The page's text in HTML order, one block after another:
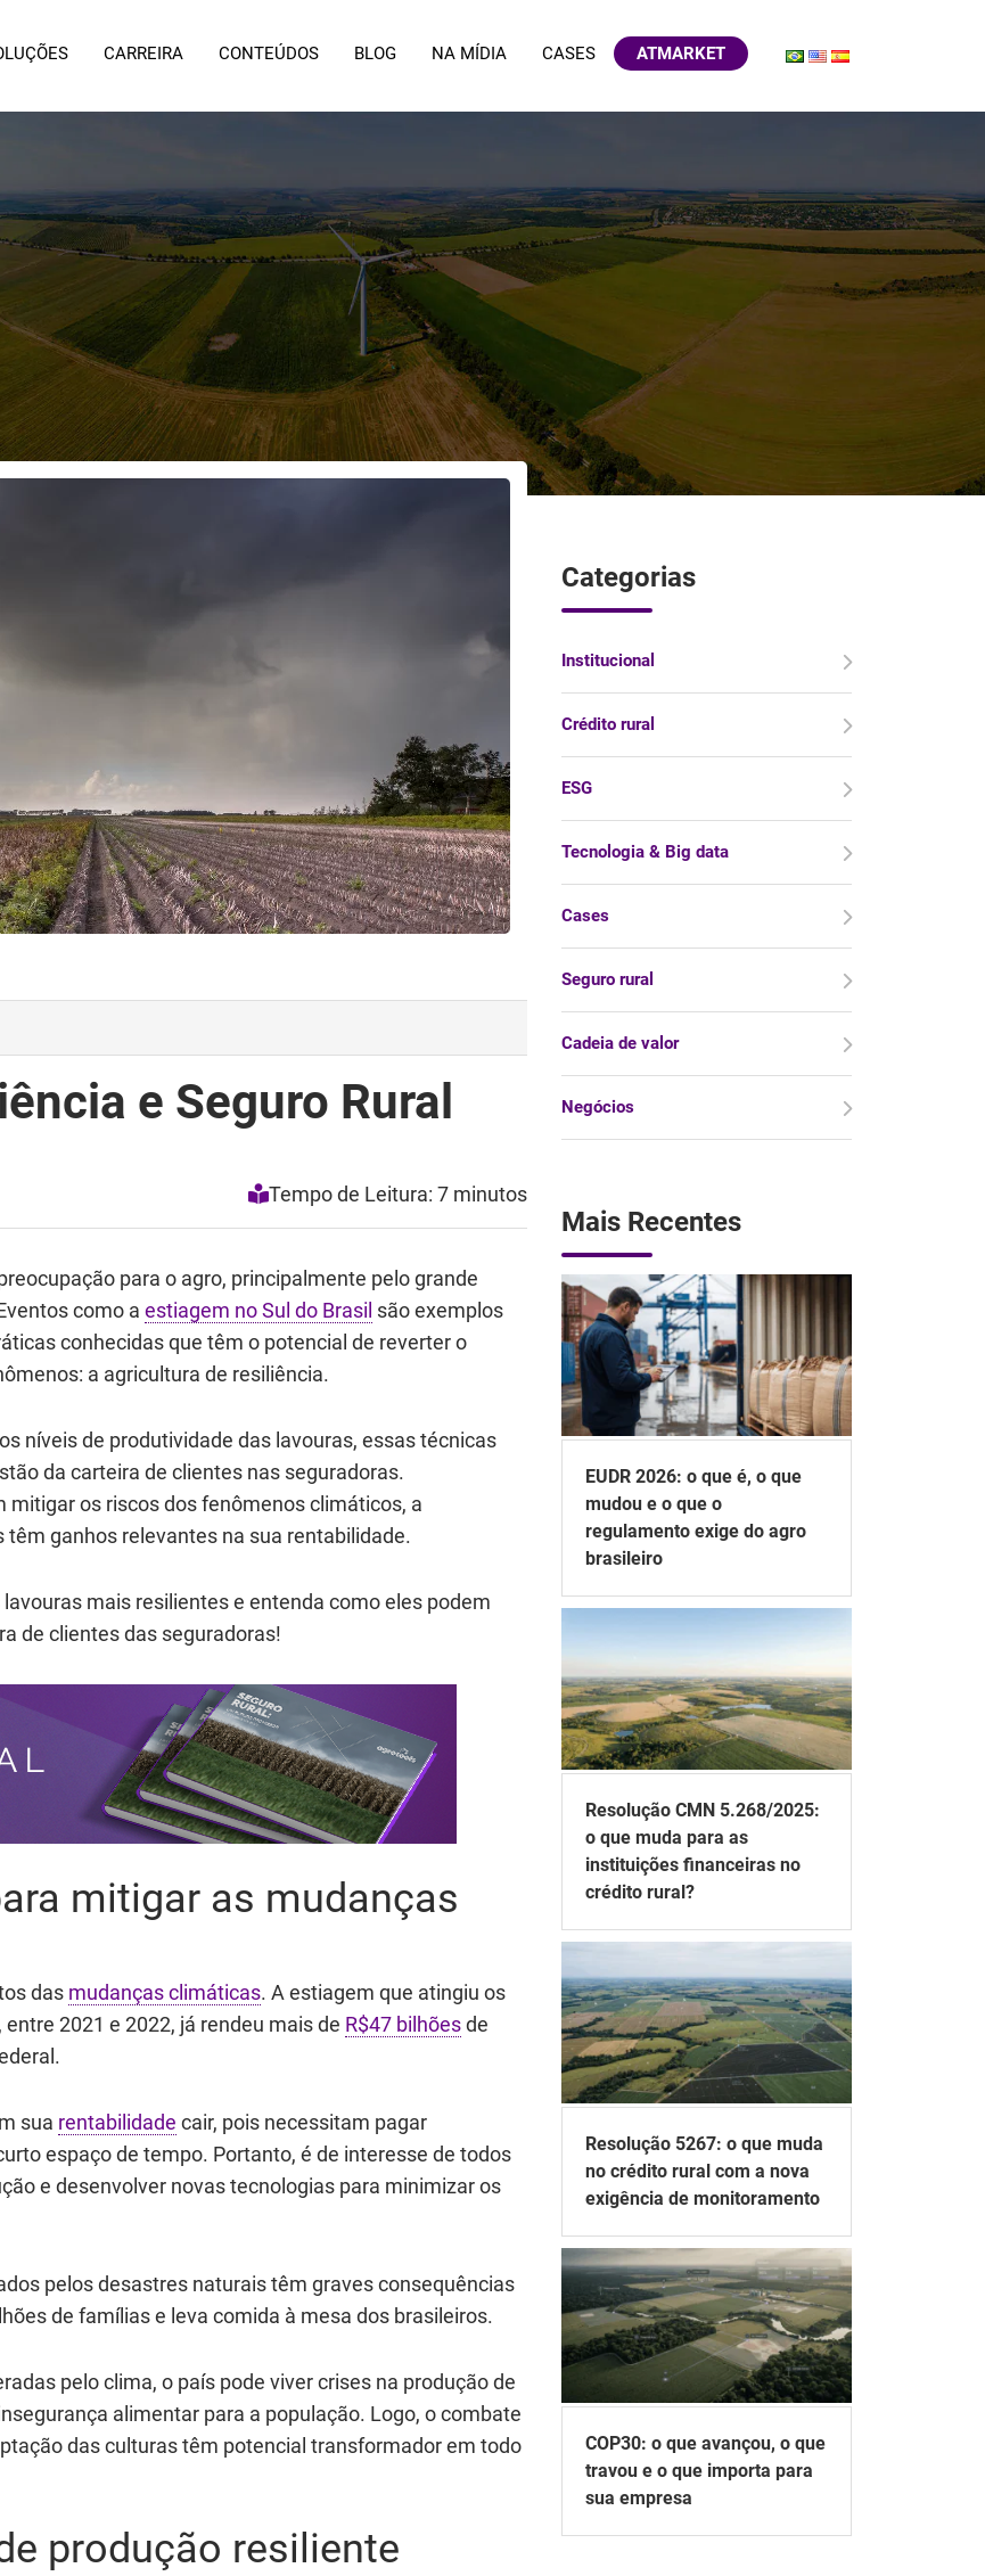
CARREIRA CONTEÚDOS BLOG NA MÍDIA CASES ATMARKET
e Seguro Rural
Tempo de Leitura: 7 minutos
para o agro, principalmente pelo grande
como a estiagem no Sul do Brasil são exemplos
conhecidas que têm o potencial de reverter o
a agricultura de resiliência.
níveis de produtividade das lavouras, essas técnicas
da carteira de clientes nas seguradoras.
os riscos dos fenômenos climáticos, a
ganhos relevantes na sua rentabilidade.
mais resilientes e entenda como eles podem
de clientes das seguradoras!
mitigar as mudanças
das mudanças climáticas. A estiagem que atingiu os
2021 e 2022, já rendeu mais de R$47 bilhõesde
sua rentabilidade cair, pois necessitam pagar
espaço de tempo. Portanto, é de interesse de todos
e desenvolver novas tecnologias para minimizar os
pelos desastres naturais têm graves consequências
de famílias e leva comida à mesa dos brasileiros.
pelo clima, o país pode viver crises na produção de
alimentar para a população. Logo, o combate
das culturas têm potencial transformador em todo
produção resiliente
Categorias
Institucional
Crédito rural
ESG
Tecnologia & Big data
Cases
Seguro rural
Cadeia de valor
Negócios
Mais Recentes
EUDR 2026: o que é, o que
mudou e o que o
regulamento exige do agro
brasileiro
Resolução CMN 5.268/2025:
o que muda para as
instituições financeiras no
crédito rural?
Resolução 5267: o que muda
no crédito rural com a nova
exigência de monitoramento
COP30: o que avançou, o que
travou e o que importa para
sua empresa